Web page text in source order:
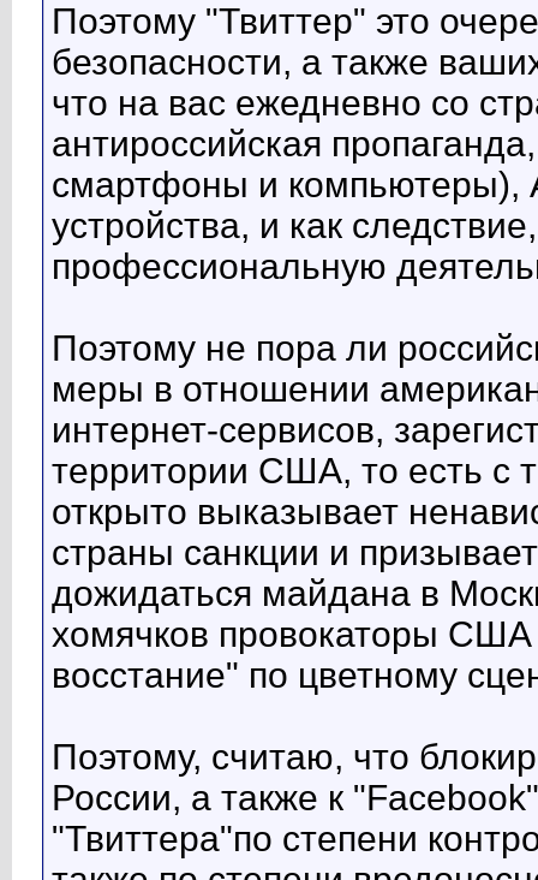
Поэтому "Твиттер" это
безопасности, а также
что на вас ежедневно со
антироссийская
смартфоны и компьютеры),
устройства, и как
профессиональную
Поэтому не пора ли
меры в отношении
интернет-сервисов,
территории США, то есть с
открыто выказывает
страны санкции и
дожидаться майдана в
хомячков провокаторы
восстание" по цветному
Поэтому, считаю, что
России, а также к
"Твиттера"по степени